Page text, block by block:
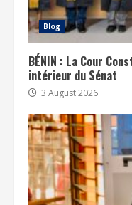
Blog
BÉNIN : La Cour
intérieur du Sénat
3 August 2026